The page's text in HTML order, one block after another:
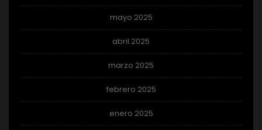
mayo 2025
abril 2025
marzo 2025
febrero 2025
enero 2025